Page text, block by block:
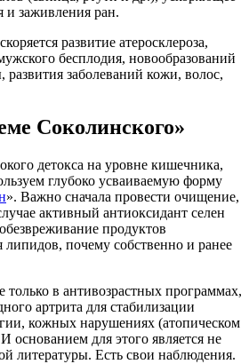
и заживления ран.
развитие атеросклероза,
бесплодия, новообразований
развития заболеваний кожи, волос,
Соколинского»
детокса на уровне кишечника,
глубоко усваиваемую форму
». Важно сначала провести очищение,
активный антиоксидант селен
продуктов
липидов, почему собственно и ранее
в антивозрастных программах,
артрита для стабилизации
кожных нарушениях (атопическом
основанием для этого является не
литературы. Есть свои наблюдения.